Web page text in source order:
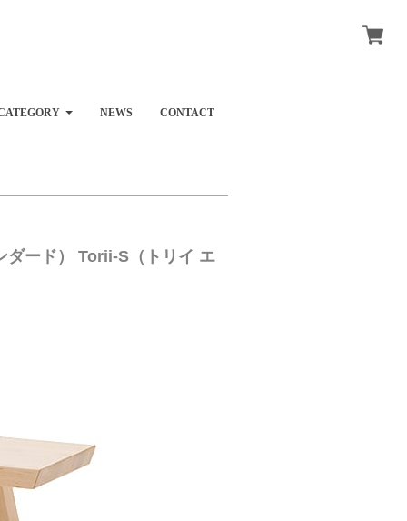
NEWS CONTACT
ダード） Torii-S（トリイ エ